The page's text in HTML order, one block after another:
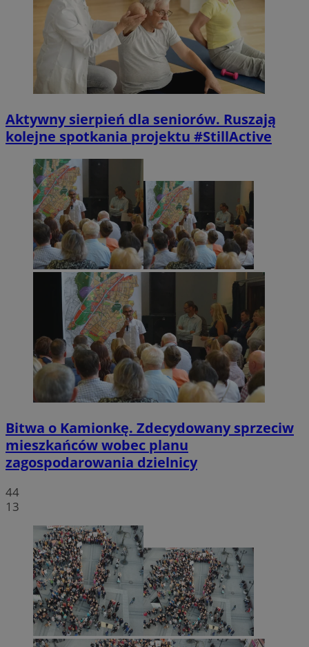
Aktywny sierpień dla seniorów. Ruszają
kolejne spotkania projektu #StillActive
Bitwa o Kamionkę. Zdecydowany sprzeciw
mieszkańców wobec planu
zagospodarowania dzielnicy
44
13